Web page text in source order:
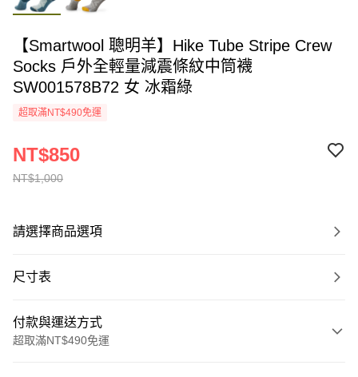
【Smartwool 聰明羊】Hike Tube Stripe Crew
Socks 戶外全輕量減震條紋中筒襪
SW001578B72 女 冰霜綠
超取滿NT$490免運
NT$1,000
NT$850
請選擇商品選項
尺寸表
付款與運送方式
超取滿NT$490免運